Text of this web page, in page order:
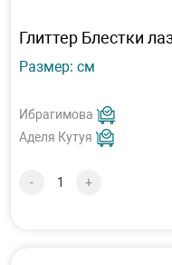
Глиттер Блестки
Размер: см
Ибрагимова
Аделя Кутуя
- +